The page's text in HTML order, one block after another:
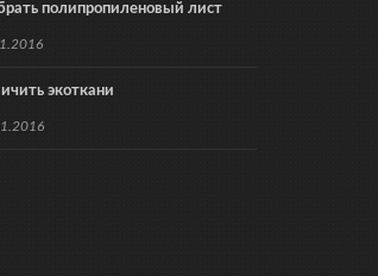
полипропиленовый лист
экоткани